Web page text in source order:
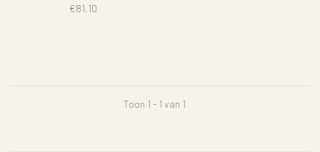
€81,10
Toon 1 - 1 van 1